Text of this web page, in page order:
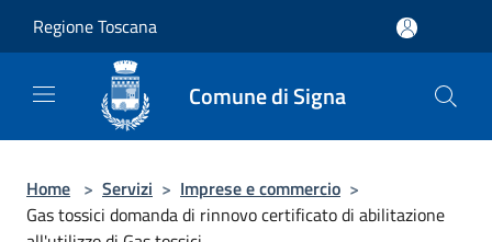
Regione Toscana
Comune di Signa
Home > Servizi > Imprese e commercio >
Gas tossici domanda di rinnovo certificato di abilitazione